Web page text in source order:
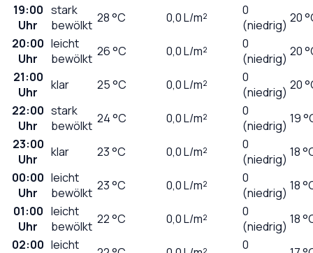
19:00
Uhr
stark
bewölkt 28°C 0,0L/m²
0
(niedrig) 20
20:00
Uhr
leicht
bewölkt 26°C 0,0L/m²
0
(niedrig) 20
21:00
Uhr
klar 25°C 0,0L/m²
0
(niedrig) 20
22:00
Uhr
stark
bewölkt 24°C 0,0L/m²
0
(niedrig) 19
23:00
Uhr
klar 23°C 0,0L/m²
0
(niedrig) 18
00:00
Uhr
leicht
bewölkt 23°C 0,0L/m²
0
(niedrig) 18
01:00
Uhr
leicht
bewölkt 22°C 0,0L/m²
0
(niedrig) 18
02:00 leicht
0